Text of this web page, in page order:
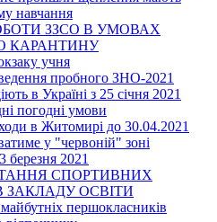
навчання
ЗЗСО В УМОВАХ
КАРАНТИНУ
учня
пробного ЗНО-2021
в Україні з 25 січня 2021
погодні умови
в Житомирі до 30.04.2021
у "червоній" зоні
березня 2021
СПОРТИВНИХ
ОСВІТИ
першокласників